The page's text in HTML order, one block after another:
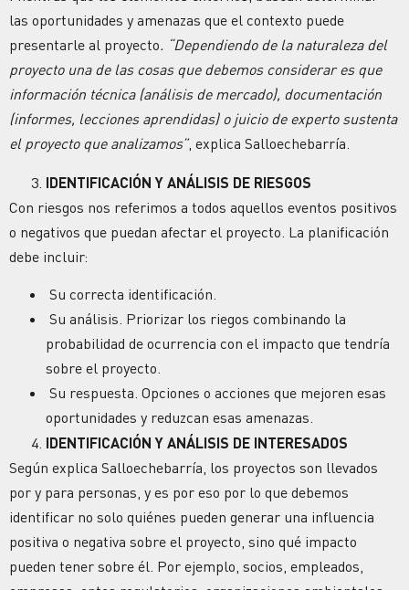
las oportunidades y amenazas que el contexto puede
presentarle al proyecto. “Dependiendo de la naturaleza del
proyecto una de las cosas que debemos considerar es que
información técnica (análisis de mercado), documentación
(informes, lecciones aprendidas) o juicio de experto sustenta
el proyecto que analizamos”, explica Salloechebarría.
IDENTIFICACIÓN Y ANÁLISIS DE RIESGOS
Con riesgos nos referimos a todos aquellos eventos positivos
o negativos que puedan afectar el proyecto. La planificación
debe incluir:
Su correcta identificación.
Su análisis. Priorizar los riegos combinando la
probabilidad de ocurrencia con el impacto que tendría
sobre el proyecto.
Su respuesta. Opciones o acciones que mejoren esas
oportunidades y reduzcan esas amenazas.
IDENTIFICACIÓN Y ANÁLISIS DE INTERESADOS
Según explica Salloechebarría, los proyectos son llevados
por y para personas, y es por eso por lo que debemos
identificar no solo quiénes pueden generar una influencia
positiva o negativa sobre el proyecto, sino qué impacto
pueden tener sobre él. Por ejemplo, socios, empleados,